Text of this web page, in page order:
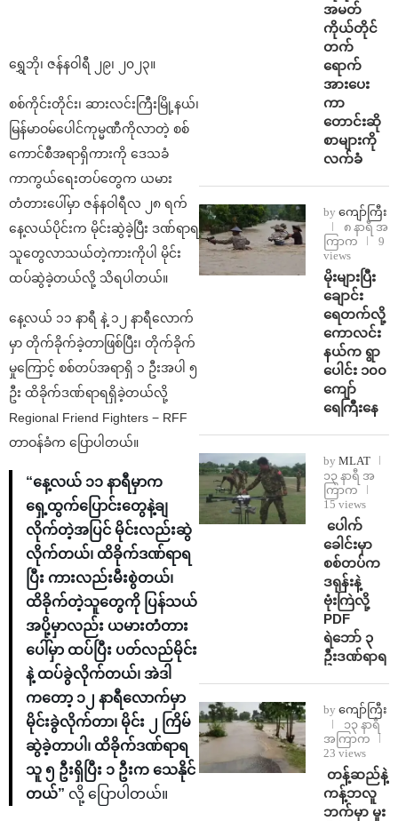
ရွှေဘို၊ ဇန်နဝါရီ ၂၉၊ ၂၀၂၃။
စစ်ကိုင်းတိုင်း၊ ဆားလင်းကြီးမြို့နယ်၊
မြန်မာဝမ်ပေါင်ကုမ္မဏီကိုလာတဲ့ စစ်
ကောင်စီအရာရှိကားကို ဒေသခံ
ကာကွယ်ရေးတပ်တွေက ယမား
တံတားပေါ်မှာ ဇန်နဝါရီလ ၂၈ ရက်
နေ့လယ်ပိုင်းက မိုင်းဆွဲခဲ့ပြီး ဒဏ်ရာရ
သူတွေလာသယ်တဲ့ကားကိုပါ မိုင်း
ထပ်ဆွဲခဲ့တယ်လို့ သိရပါတယ်။
နေ့လယ် ၁၁ နာရီ နဲ့ ၁၂ နာရီလောက်
မှာ တိုက်ခိုက်ခဲ့တာဖြစ်ပြီး၊ တိုက်ခိုက်
မှုကြောင့် စစ်တပ်အရာရှိ ၁ ဦးအပါ ၅
ဦး ထိခိုက်ဒဏ်ရာရရှိခဲ့တယ်လို့
Regional Friend Fighters − RFF
တာဝန်ခံက ပြောပါတယ်။
“နေ့လယ် ၁၁ နာရီမှာက
ရှေ့ထွက်ပြောင်းတွေနဲ့ချ
လိုက်တဲ့အပြင် မိုင်းလည်းဆွဲ
လိုက်တယ်၊ ထိခိုက်ဒဏ်ရာရ
ပြီး ကားလည်းမီးစွဲတယ်၊
ထိခိုက်တဲ့သူတွေကို ပြန်သယ်
အပို့မှာလည်း ယမားတံတား
ပေါ်မှာ ထပ်ပြီး ပတ်လည်မိုင်း
နဲ့ ထပ်ခွဲလိုက်တယ်၊ အဲဒါ
ကတော့ ၁၂ နာရီလောက်မှာ
မိုင်းခွဲလိုက်တာ၊ မိုင်း ၂ ကြိမ်
ဆွဲခဲ့တာပါ၊ ထိခိုက်ဒဏ်ရာရ
သူ ၅ ဦးရှိပြီး ၁ ဦးက သေနိုင်
တယ်” လို့ ပြောပါတယ်။
အမတ်
ကိုယ်တိုင်
တက်
ရောက်
အားပေး
ကာ
တောင်းဆို
စာများကို
လက်ခံ
by ကျော်ကြီး
၈ နာရီ အ
ကြာက
9
views
⁨မိုးများပြီး
ချောင်း
ရေတက်လို့
ကောလင်း
နယ်က ရွာ
ပေါင်း ၁၀၀
ကျော်
ရေကြီးနေ
by MLAT
၁၃ နာရီ အ
ကြာက
15 views
⁩ ⁨ပေါက်
ခေါင်းမှာ
စစ်တပ်က
ဒရုန်းနဲ့
ဗုံးကြဲလို့
PDF
ရဲဘော် ၃
ဦးဒဏ်ရာရ
by ကျော်ကြီး
၁၃ နာရီ
အကြာက
23 views
⁩ ⁨တန့်ဆည်နဲ့
ကန့်ဘလူ
ဘက်မှာ မူး